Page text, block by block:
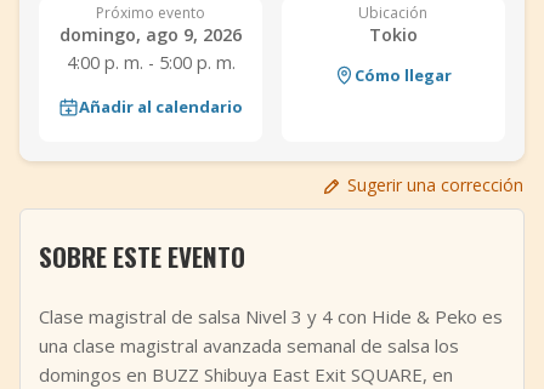
Próximo evento
domingo, ago 9, 2026
4:00 p. m. - 5:00 p. m.
Añadir al calendario
Ubicación
Tokio
Cómo llegar
Sugerir una corrección
SOBRE ESTE EVENTO
Clase magistral de salsa Nivel 3 y 4 con Hide & Peko es
una clase magistral avanzada semanal de salsa los
domingos en BUZZ Shibuya East Exit SQUARE, en